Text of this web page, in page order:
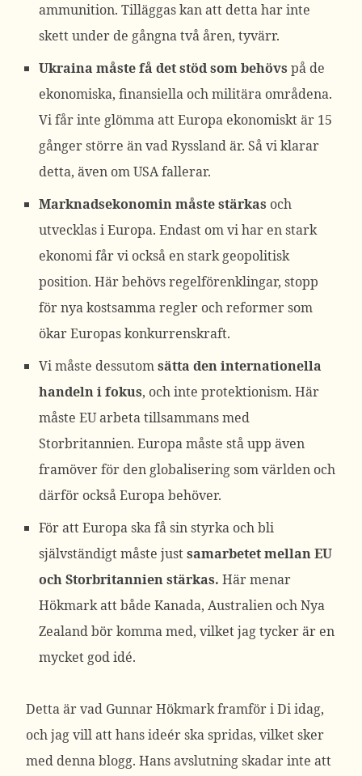
ammunition. Tilläggas kan att detta har inte
skett under de gångna två åren, tyvärr.
Ukraina måste få det stöd som behövs på de
ekonomiska, finansiella och militära områdena.
Vi får inte glömma att Europa ekonomiskt är 15
gånger större än vad Ryssland är. Så vi klarar
detta, även om USA fallerar.
Marknadsekonomin måste stärkas och
utvecklas i Europa. Endast om vi har en stark
ekonomi får vi också en stark geopolitisk
position. Här behövs regelförenklingar, stopp
för nya kostsamma regler och reformer som
ökar Europas konkurrenskraft.
Vi måste dessutomsätta den internationella
handeln i fokus, och inte protektionism. Här
måste EU arbeta tillsammans med
Storbritannien. Europa måste stå upp även
framöver för den globalisering som världen och
därför också Europa behöver.
För att Europa ska få sin styrka och bli
självständigt måste justsamarbetet mellan EU
och Storbritannien stärkas. Här menar
Hökmark att både Kanada, Australien och Nya
Zealand bör komma med, vilket jag tycker är en
mycket god idé.
Detta är vad Gunnar Hökmark framför i Di idag,
och jag vill att hans ideér ska spridas, vilket sker
med denna blogg. Hans avslutning skadar inte att